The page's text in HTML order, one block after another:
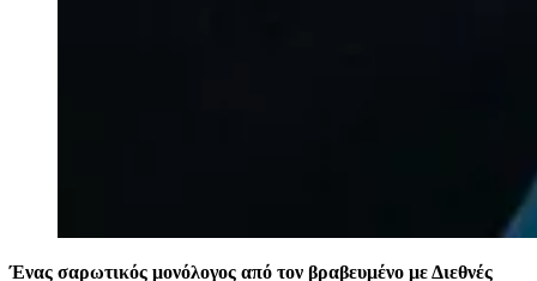
Ένας σαρωτικός μονόλογος από τον βραβευμένο με Διεθνές